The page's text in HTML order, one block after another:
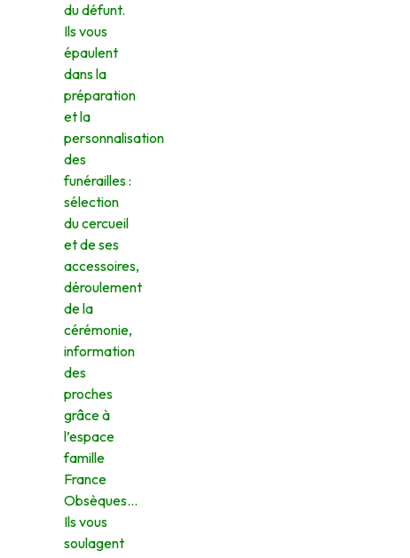
du défunt.
Ils vous
épaulent
dans la
préparation
et la
personnalisation
des
funérailles :
sélection
du cercueil
et de ses
accessoires,
déroulement
de la
cérémonie,
information
des
proches
grâce à
l’espace
famille
France
Obsèques…
Ils vous
soulagent